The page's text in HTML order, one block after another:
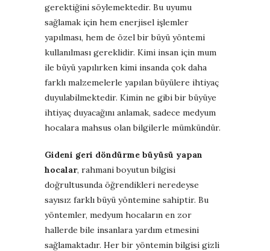
gerektiğini söylemektedir. Bu uyumu
sağlamak için hem enerjisel işlemler
yapılması, hem de özel bir büyü yöntemi
kullanılması gereklidir. Kimi insan için mum
ile büyü yapılırken kimi insanda çok daha
farklı malzemelerle yapılan büyülere ihtiyaç
duyulabilmektedir. Kimin ne gibi bir büyüye
ihtiyaç duyacağını anlamak, sadece medyum
hocalara mahsus olan bilgilerle mümkündür.
Gideni geri döndürme büyüsü yapan
hocalar, rahmani boyutun bilgisi
doğrultusunda öğrendikleri neredeyse
sayısız farklı büyü yöntemine sahiptir. Bu
yöntemler, medyum hocaların en zor
hallerde bile insanlara yardım etmesini
sağlamaktadır. Her bir yöntemin bilgisi gizli